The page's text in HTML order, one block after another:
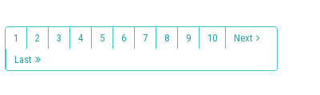
1 2 3 4 5 6 7 8 9 10
Next
Last